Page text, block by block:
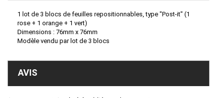
1 lot de 3 blocs de feuilles repositionnables, type "Post-it" (1
rose + 1 orange + 1 vert)
Dimensions : 76mm x 76mm
Modèle vendu par lot de 3 blocs
AVIS